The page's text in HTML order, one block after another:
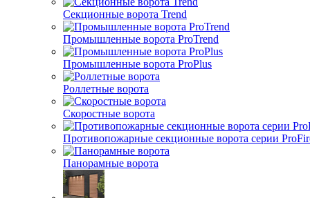
Секционные ворота Trend
Промышленные ворота ProTrend
Промышленные ворота ProPlus
Роллетные ворота
Скоростные ворота
Противопожарные секционные ворота серии
Панорамные ворота